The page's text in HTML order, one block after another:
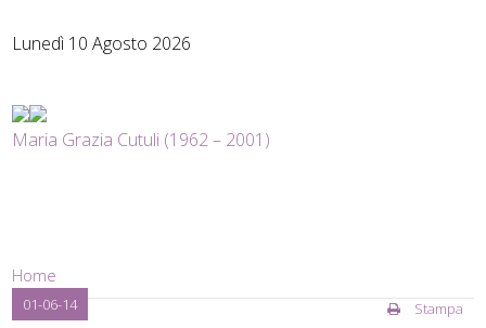
Lunedì 10 Agosto 2026
Maria Grazia Cutuli (1962 – 2001)
Home
01-06-14 Stampa